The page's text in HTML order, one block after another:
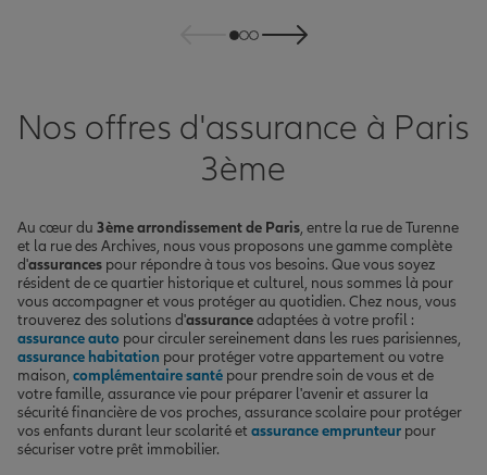
Nos offres d'assurance à Paris
3ème
Au cœur du 3ème arrondissement de Paris, entre la rue de Turenne
et la rue des Archives, nous vous proposons une gamme complète
d'assurances pour répondre à tous vos besoins. Que vous soyez
résident de ce quartier historique et culturel, nous sommes là pour
vous accompagner et vous protéger au quotidien. Chez nous, vous
trouverez des solutions d'assuranceadaptées à votre profil :
assurance auto pour circuler sereinement dans les rues parisiennes,
assurance habitation pour protéger votre appartement ou votre
maison, complémentaire santé pour prendre soin de vous et de
votre famille, assurance vie pour préparer l'avenir et assurer la
sécurité financière de vos proches, assurance scolaire pour protéger
vos enfants durant leur scolarité et assurance emprunteur pour
sécuriser votre prêt immobilier.